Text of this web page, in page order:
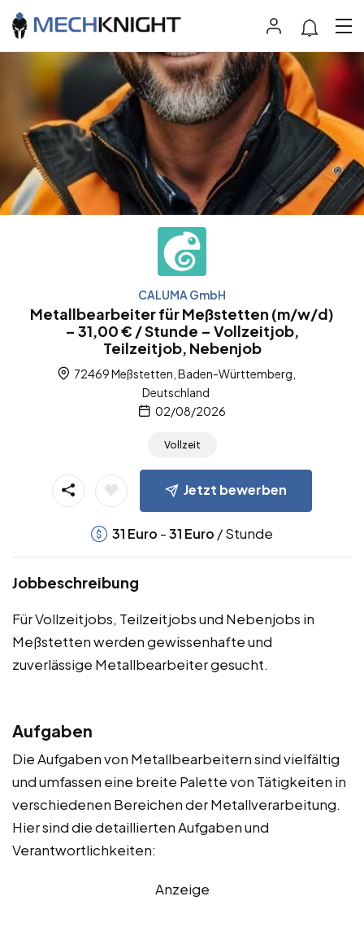
CALUMA GmbH
Metallbearbeiter für Meßstetten (m/w/d)
– 31,00 € / Stunde – Vollzeitjob,
Teilzeitjob, Nebenjob
72469 Meßstetten, Baden-Württemberg,
Deutschland
02/08/2026
Vollzeit
Jetzt bewerben
31 Euro -31 Euro / Stunde
Jobbeschreibung
Für Vollzeitjobs, Teilzeitjobs und Nebenjobs in
Meßstetten werden gewissenhafte und
zuverlässige Metallbearbeiter gesucht.
Aufgaben
Die Aufgaben von Metallbearbeitern sind vielfältig
und umfassen eine breite Palette von Tätigkeiten in
verschiedenen Bereichen der Metallverarbeitung.
Hier sind die detaillierten Aufgaben und
Verantwortlichkeiten:
Anzeige